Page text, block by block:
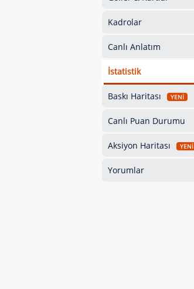
Kadrolar
Canlı Anlatım
İstatistik
Baskı Haritası YENİ
Canlı Puan Durumu
Aksiyon Haritası YENİ
Yorumlar